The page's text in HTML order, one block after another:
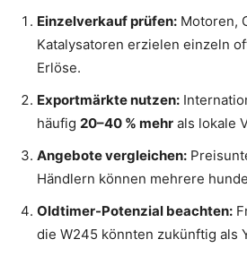
Einzelverkauf prüfen: Motoren,
Katalysatoren erzielen einzeln
Erlöse.
Exportmärkte nutzen:
häufig 20–40 % mehr als lokale
Angebote vergleichen:
Händlern können mehrere
Oldtimer-Potenzial beachten:
die W245 könnten zukünftig als